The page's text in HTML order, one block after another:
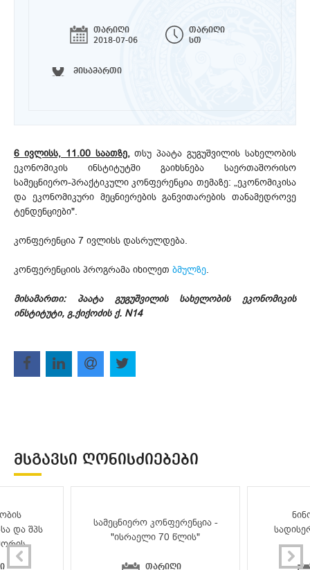
თარიღი
2018-07-06
თარიღი
სთ
მისამართი
6 ივლისს, 11.00 საათზე,თსუ პაატა გუგუშვილის სახელობის
ეკონომიკის ინსტიტუტში გაიხსნება საერთაშორისო
სამეცნიერო-პრაქტიკული კონფერენცია თემაზე: „ეკონომიკისა
და ეკონომიკური მეცნიერების განვითარების თანამედროვე
ტენდენციები".
კონფერენცია 7 ივლისს დასრულდება.
კონფერენციის პროგრამა იხილეთ ბმულზე.
მისამართი: პაატა გუგუშვილის სახელობის ეკონომიკის
ინსტიტუტი, გ.ქიქოძის ქ. N14
ᲛᲡᲒᲐᲕᲡᲘ ᲦᲝᲜᲘᲡᲫᲘᲔᲑᲔᲑᲘ
და შპს
სამეცნიერო კონფერენცია -
"ისრაელი 70 წლის"
თარიღი